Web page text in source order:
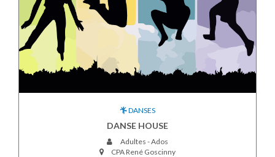
DANSES
DANSE HOUSE
Adultes - Ados
CPA René Goscinny